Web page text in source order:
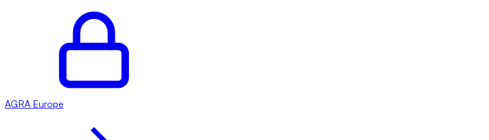
AGRA Europe